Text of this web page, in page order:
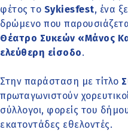
φέτος το Sykiesfest, ένα
δρώμενο που
Θέατρο Συκεών «Μάνος
ελεύθερη είσοδο.
Στην παράσταση με τίτλο
πρωταγωνιστούν χορευτικοί
σύλλογοι, φορείς του
εκατοντάδες εθελοντές.